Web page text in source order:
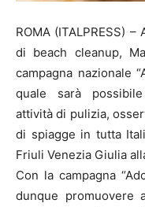
ROMA (ITALPRESS)
di beach cleanup,
campagna nazionale
quale sarà
attività di pulizia,
di spiagge in tutta
Friuli Venezia Giulia
Con la campagna
dunque promuovere